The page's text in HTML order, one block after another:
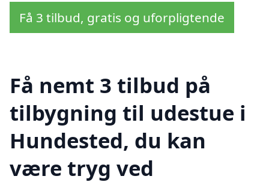
Få 3 tilbud, gratis og uforpligtende
Få nemt 3 tilbud på
tilbygning til udestue i
Hundested, du kan
være tryg ved